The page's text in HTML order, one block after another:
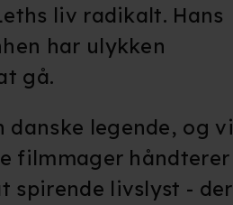
liv radikalt. Hans
har ulykken
gå.
legende, og vi
filmmager håndterer
spirende livslyst - der